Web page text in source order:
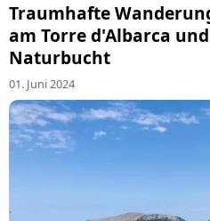
Traumhafte
am Torre d'Albarca
Naturbucht
01. Juni 2024